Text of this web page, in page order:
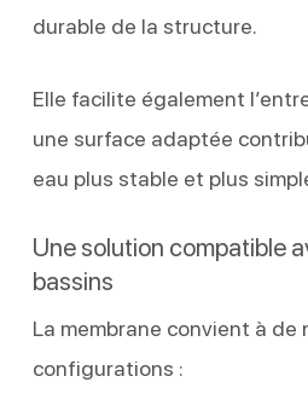
durable de la structure.
Elle facilite également
une surface adaptée
eau plus stable et plus
Une solution compatible
bassins
La membrane convient à de
configurations :